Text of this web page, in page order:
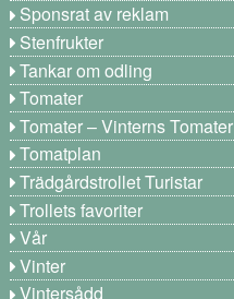
Sponsrat av reklam
Stenfrukter
Tankar om odling
Tomater
Tomater – Vinterns Tomater
Tomatplan
Trädgårdstrollet Turistar
Trollets favoriter
Vår
Vinter
Vintersådd